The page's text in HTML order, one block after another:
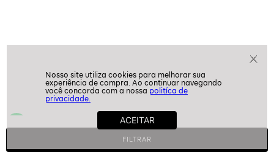
politíca de
privacidade.
FILTRAR